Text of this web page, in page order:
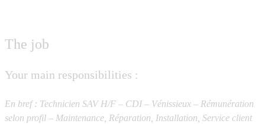
The job
Your main responsibilities :
En bref : Technicien SAV H/F – CDI – Vénissieux – Rémunération
selon profil – Maintenance, Réparation, Installation, Service client